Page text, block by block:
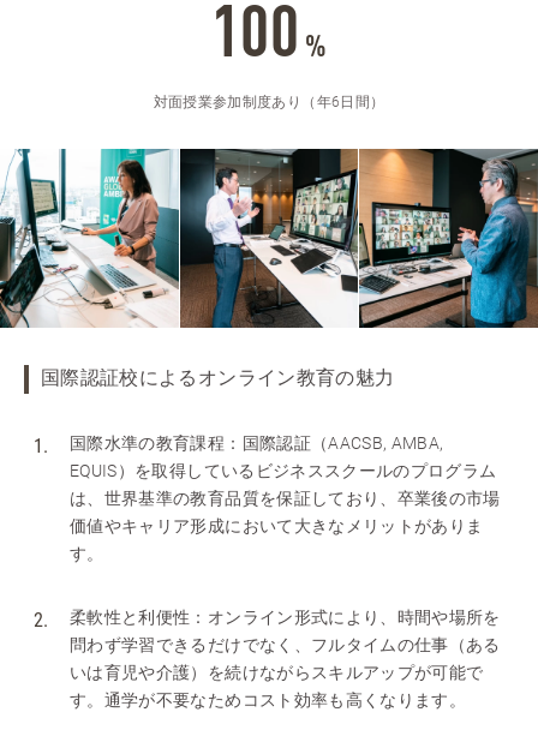
100 %
対面授業参加制度あり（年6日間）
国際認証校によるオンライン教育の魅力
国際水準の教育課程：国際認証（AACSB, AMBA,
EQUIS）を取得しているビジネススクールのプログラム
は、世界基準の教育品質を保証しており、卒業後の市場
価値やキャリア形成において大きなメリットがありま
す。
柔軟性と利便性：オンライン形式により、時間や場所を
問わず学習できるだけでなく、フルタイムの仕事（ある
いは育児や介護）を続けながらスキルアップが可能で
す。通学が不要なためコスト効率も高くなります。